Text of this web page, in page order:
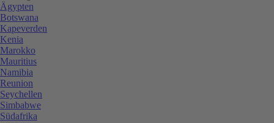
Ägypten
Botswana
Kapeverden
Kenia
Marokko
Mauritius
Namibia
Reunion
Seychellen
Simbabwe
Südafrika